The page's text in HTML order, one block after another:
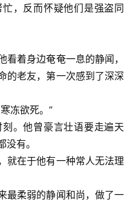
，反而怀疑他们是强盗同
着身边奄奄一息的静闻，
的老友，第一次感到了深深
冻欲死。”
。他曾豪言壮语要走遍天
有。
就在于他有一种常人无法理
最柔弱的静闻和尚，做了一